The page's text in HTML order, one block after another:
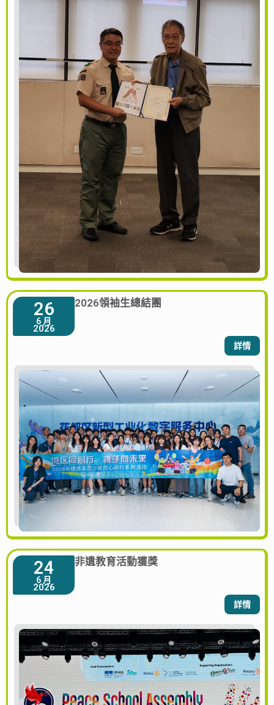
26
6 月
2026
2026領袖生總結團
詳情
24
6 月
2026
非遺教育活動獲獎
詳情